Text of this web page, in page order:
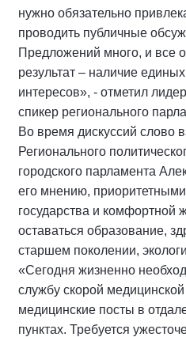
нужно обязательно
проводить публичные
Предложений много, и все
результат – наличие
интересов», - отметил
спикер регионального
Во время дискуссий слово
Регионального
городского парламента
его мнению,
государства и
оставаться образование,
старшем поколении,
«Сегодня жизненно
службу скорой
медицинские посты в
пунктах. Требуется